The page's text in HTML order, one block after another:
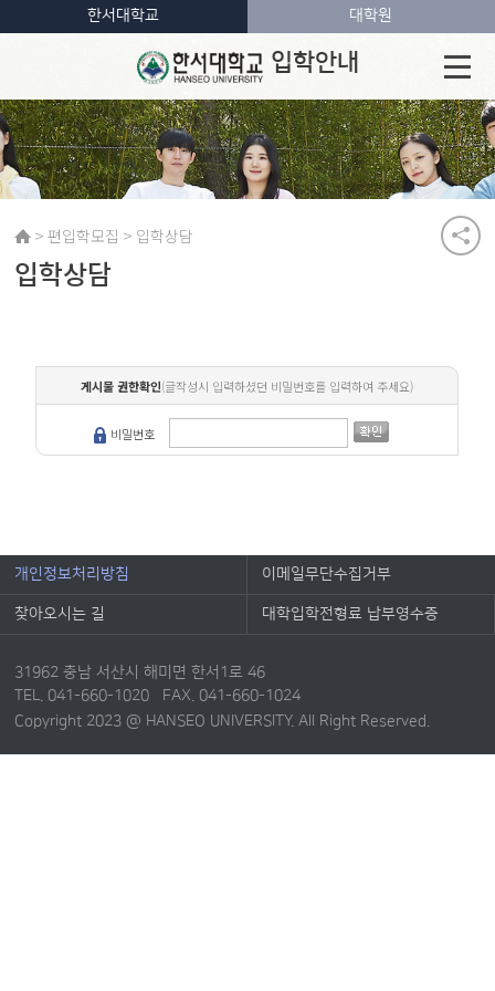
입학안내
한서대학교 대학원
>편입학모집 > 입학상담
입학상담
게시물 권한확인(글작성시 입력하셨던 비밀번호를 입력하여 주세요)
비밀번호
개인정보처리방침 이메일무단수집거부
찾아오시는 길 대학입학전형료 납부영수증
31962 충남 서산시 해미면 한서1로 46
TEL. 041-660-1020 FAX. 041-660-1024
Copyright 2023 @ HANSEO UNIVERSITY. All Right Reserved.